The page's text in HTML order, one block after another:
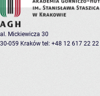
al. Mickiewicza 30
30-059 Kraków tel: +48 12 617 22 22